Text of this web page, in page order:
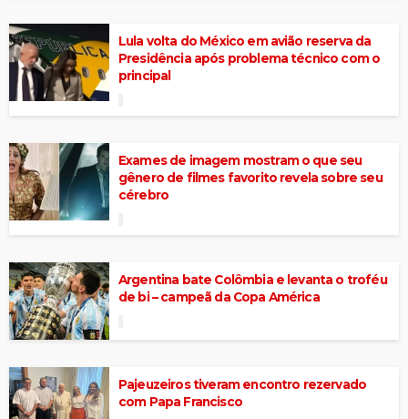
Lula volta do México em avião reserva da
Presidência após problema técnico com o
principal
Exames de imagem mostram o que seu
gênero de filmes favorito revela sobre seu
cérebro
Argentina bate Colômbia e levanta o troféu
de bi – campeã da Copa América
Pajeuzeiros tiveram encontro rezervado
com Papa Francisco